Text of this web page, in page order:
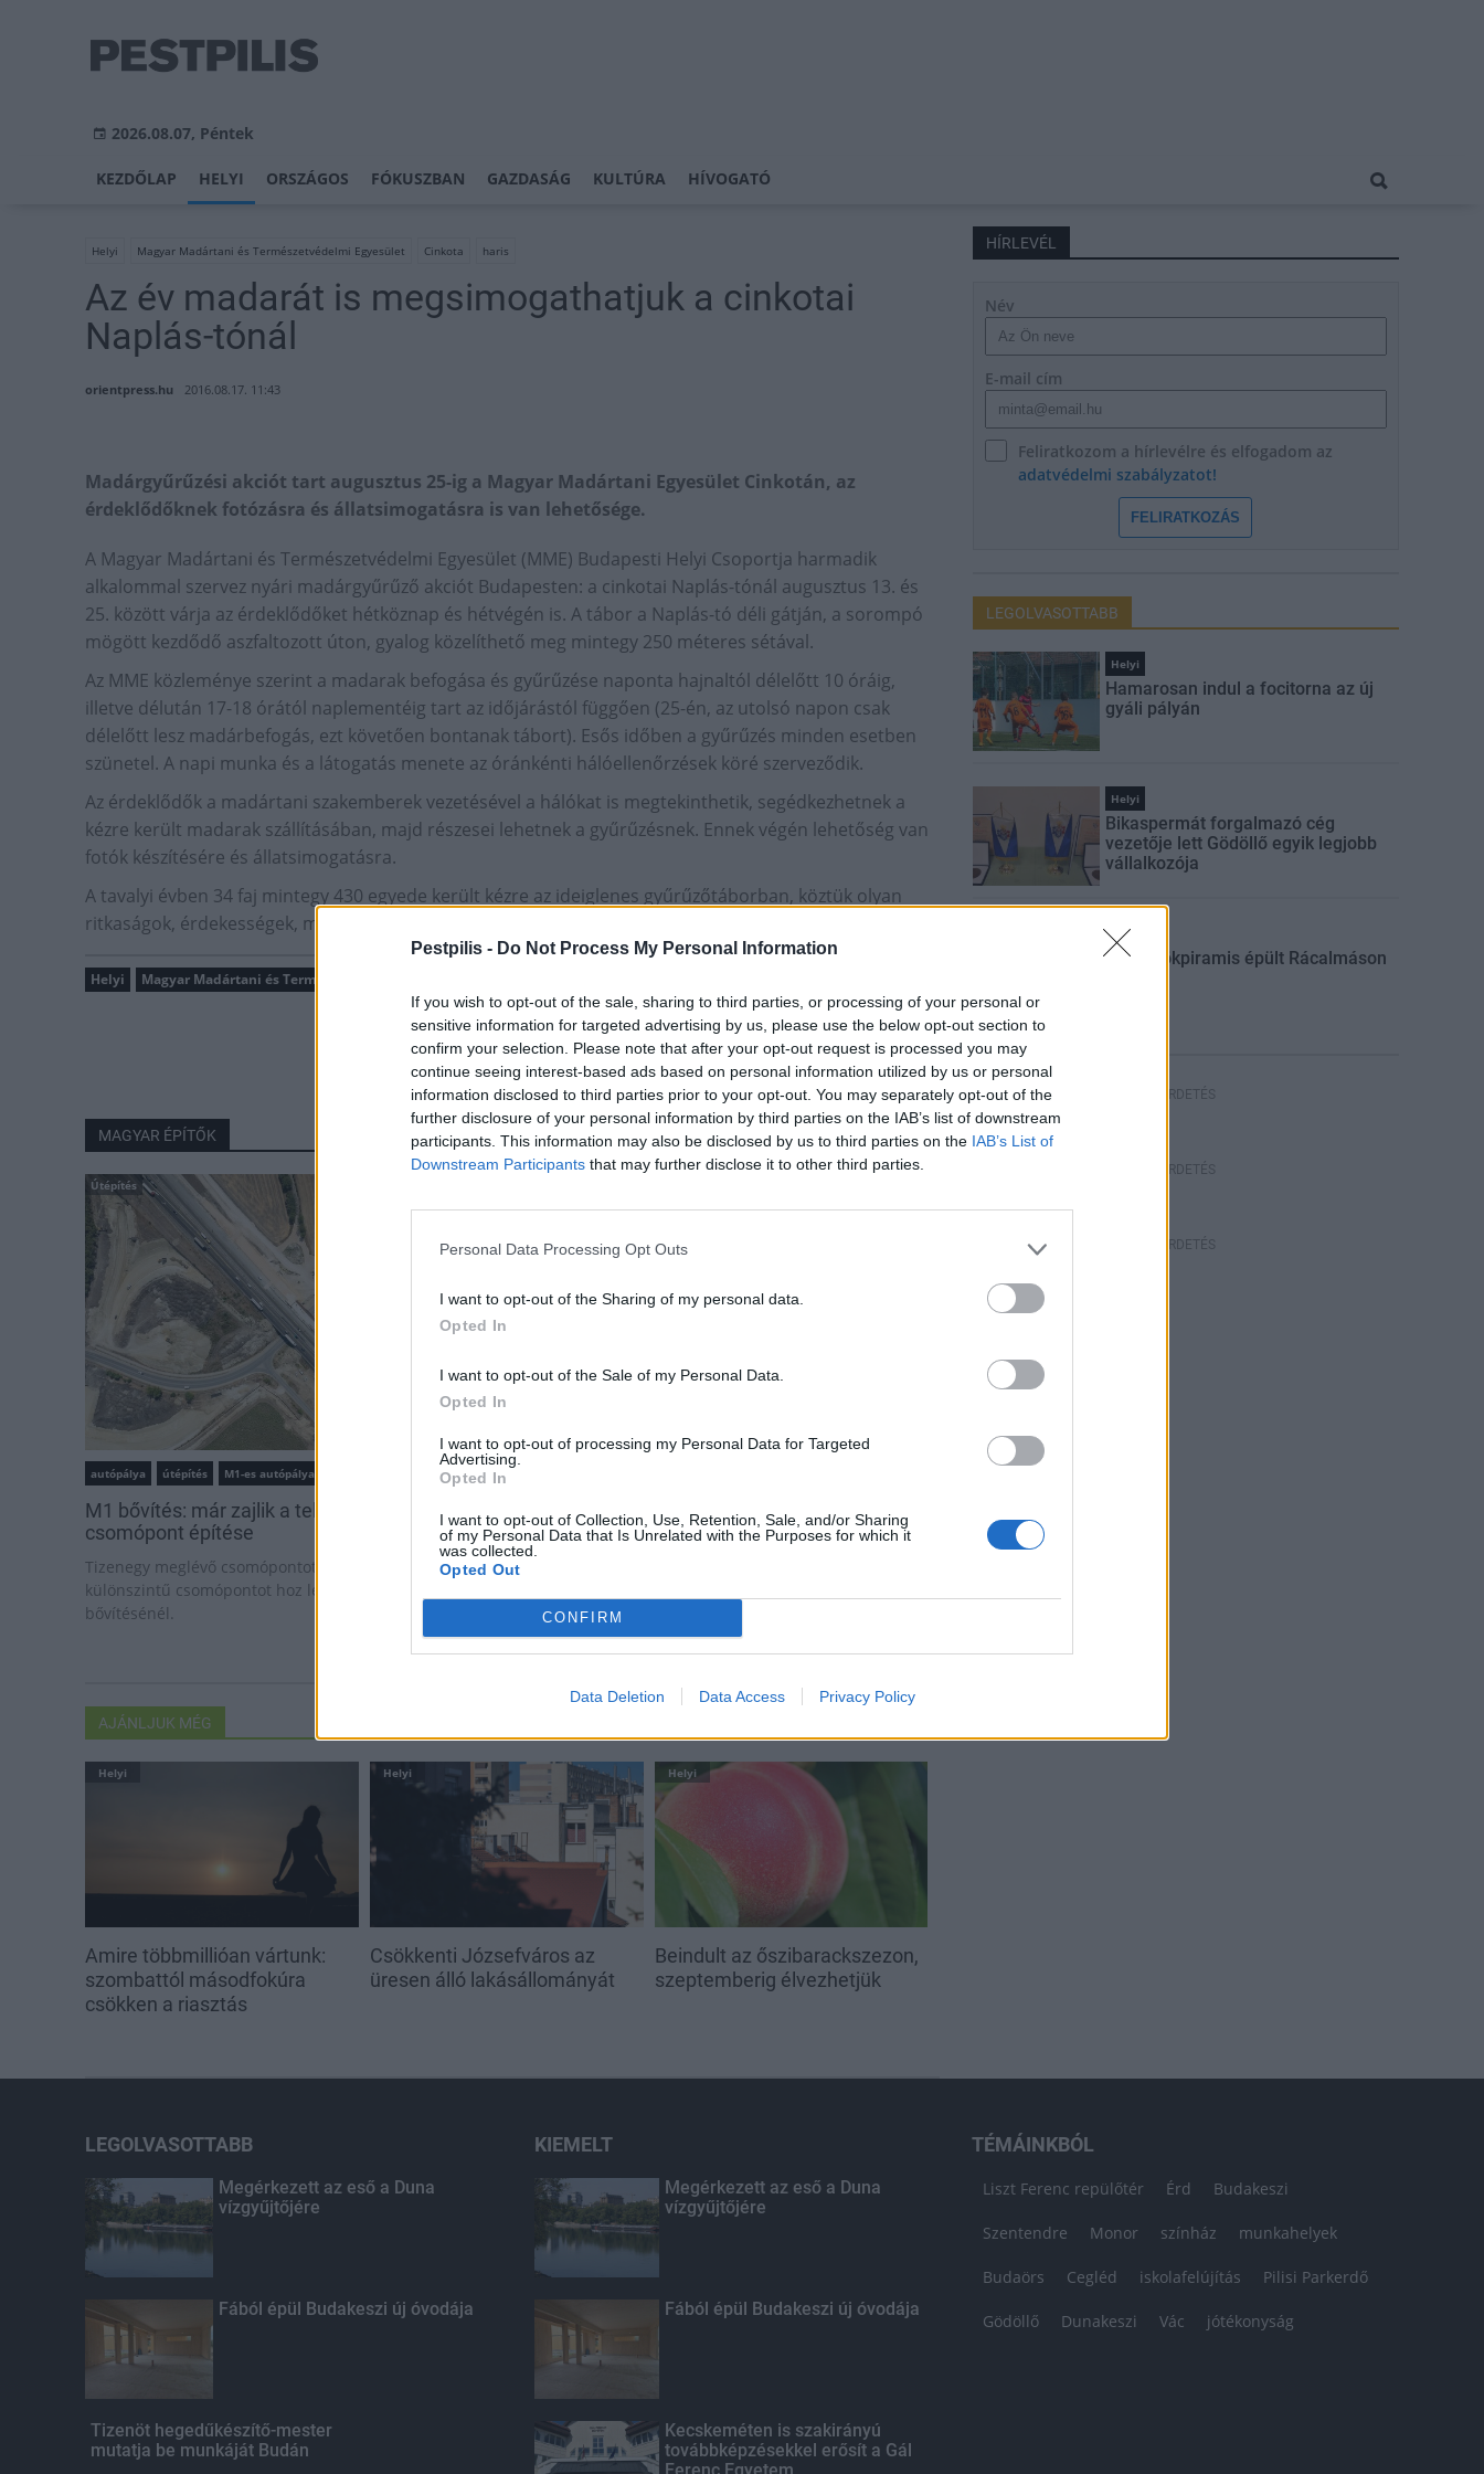
Pestpilis - Do Not Process My Personal Information
If you wish to opt-out of the sale, sharing to third parties, or processing of your personal or
sensitive information for targeted advertising by us, please use the below opt-out section to
confirm your selection. Please note that after your opt-out request is processed you may
continue seeing interest-based ads based on personal information utilized by us or personal
information disclosed to third parties prior to your opt-out. You may separately opt-out of the
further disclosure of your personal information by third parties on the IAB’s list of downstream
participants. This information may also be disclosed by us to third parties on the IAB’s List of
Downstream Participants that may further disclose it to other third parties.
Personal Data Processing Opt Outs
I want to opt-out of the Sharing of my personal data.
Opted In
I want to opt-out of the Sale of my Personal Data.
Opted In
I want to opt-out of processing my Personal Data for Targeted
Advertising.
Opted In
I want to opt-out of Collection, Use, Retention, Sale, and/or Sharing
of my Personal Data that Is Unrelated with the Purposes for which it
was collected.
Opted Out
CONFIRM
Data Deletion Data Access Privacy Policy
2026.08.07, Péntek
KEZDŐLAP HELYI ORSZÁGOS FÓKUSZBAN GAZDASÁG KULTÚRA HÍVOGATÓ
Helyi Magyar Madártani és Természetvédelmi Egyesület Cinkota haris
Az év madarát is megsimogathatjuk a cinkotai
Naplás-tónál
orientpress.hu 2016.08.17. 11:43
Madárgyűrűzési akciót tart augusztus 25-ig a Magyar Madártani Egyesület Cinkotán, az
érdeklődőknek fotózásra és állatsimogatásra is van lehetősége.
A Magyar Madártani és Természetvédelmi Egyesület (MME) Budapesti Helyi Csoportja harmadik
alkalommal szervez nyári madárgyűrűző akciót Budapesten: a cinkotai Naplás-tónál augusztus 13. és
25. között várja az érdeklődőket hétköznap és hétvégén is. A tábor a Naplás-tó déli gátján, a sorompó
mögött kezdődő aszfaltozott úton, gyalog közelíthető meg mintegy 250 méteres sétával.
Az MME közleménye szerint a madarak befogása és gyűrűzése naponta hajnaltól délelőtt 10 óráig,
illetve délután 17-18 órától naplementéig tart az időjárástól függően (25-én, az utolsó napon csak
délelőtt lesz madárbefogás, ezt követően bontanak tábort). Esős időben a gyűrűzés minden esetben
szünetel. A napi munka és a látogatás menete az óránkénti hálóellenőrzések köré szerveződik.
Az érdeklődők a madártani szakemberek vezetésével a hálókat is megtekinthetik, segédkezhetnek a
kézre került madarak szállításában, majd részesei lehetnek a gyűrűzésnek. Ennek végén lehetőség van
fotók készítésére és állatsimogatásra.
A tavalyi évben 34 faj mintegy 430 egyede került kézre az ideiglenes gyűrűzőtáborban, köztük olyan
ritkaságok, érdekességek, mint a ritkán látható haris (az idei év madara), a nyaktekercs vagy zöld küllő.
Helyi Magyar Madártani és Természetvédelmi Egyesület
MAGYAR ÉPÍTŐK
Útépítés
autópálya útépítés M1-es autópálya
M1 bővítés: már zajlik a teljesen új Bicske Kelet
csomópont építése
Tizenegy meglévő csomópontot korszerűsít és négy új,
különszintű csomópontot hoz létre az MKIF az M1-es
bővítésénél.
Másfélszeresére bővítik
be a Flórián téri felüljárón
Paks II.: Mit jelent az 5. blokk új
AJÁNLJUK MÉG
Helyi
Amire többmillióan vártunk:
szombattól másodfokúra
csökken a riasztás
Helyi
Csökkenti Józsefváros az
üresen álló lakásállományát
Helyi
Beindult az őszibarackszezon,
szeptemberig élvezhetjük
HÍRLEVÉL
Név
E-mail cím
Feliratkozom a hírlevélre és elfogadom az
adatvédelmi szabályzatot!
FELIRATKOZÁS
LEGOLVASOTTABB
Helyi
Hamarosan indul a focitorna az új
gyáli pályán
Helyi
Bikaspermát forgalmazó cég
vezetője lett Gödöllő egyik legjobb
vállalkozója
Hívogató
Óriási tökpiramis épült Rácalmáson
HIRDETÉS
HIRDETÉS
HIRDETÉS
LEGOLVASOTTABB
Megérkezett az eső a Duna
vízgyűjtőjére
Fából épül Budakeszi új óvodája
Tizenöt hegedűkészítő-mester
mutatja be munkáját Budán
KIEMELT
Megérkezett az eső a Duna
vízgyűjtőjére
Fából épül Budakeszi új óvodája
Kecskeméten is szakirányú
továbbképzésekkel erősít a Gál
TÉMÁINKBÓL
Liszt Ferenc repülőtér Érd Budakeszi
Szentendre Monor színház munkahelyek
Budaörs Cegléd iskolafelújítás Pilisi Parkerdő
Gödöllő Dunakeszi Vác jótékonyság